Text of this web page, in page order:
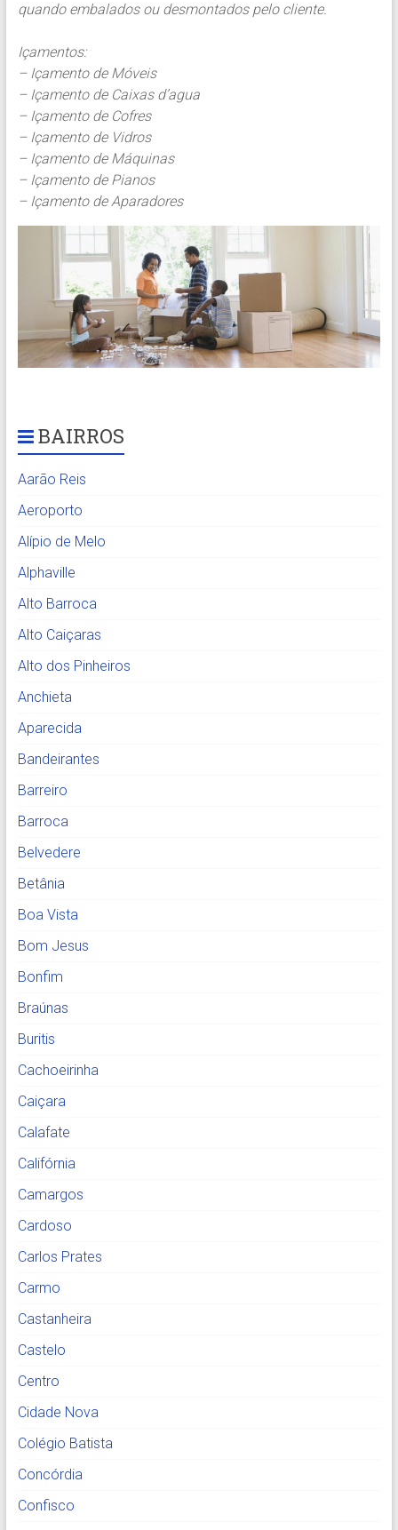
quando embalados ou desmontados pelo cliente.
Içamentos:
– Içamento de Móveis
– Içamento de Caixas d’agua
– Içamento de Cofres
– Içamento de Vidros
– Içamento de Máquinas
– Içamento de Pianos
– Içamento de Aparadores
BAIRROS
Aarão Reis
Aeroporto
Alípio de Melo
Alphaville
Alto Barroca
Alto Caiçaras
Alto dos Pinheiros
Anchieta
Aparecida
Bandeirantes
Barreiro
Barroca
Belvedere
Betânia
Boa Vista
Bom Jesus
Bonfim
Braúnas
Buritis
Cachoeirinha
Caiçara
Calafate
Califórnia
Camargos
Cardoso
Carlos Prates
Carmo
Castanheira
Castelo
Centro
Cidade Nova
Colégio Batista
Concórdia
Confisco